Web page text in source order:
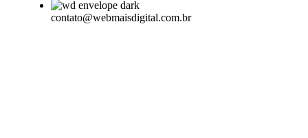
contato@webmaisdigital.com.br